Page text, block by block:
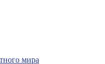
мира